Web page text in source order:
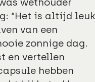
“Het is altijd leuk
van een
zonnige dag.
en vertellen
hebben